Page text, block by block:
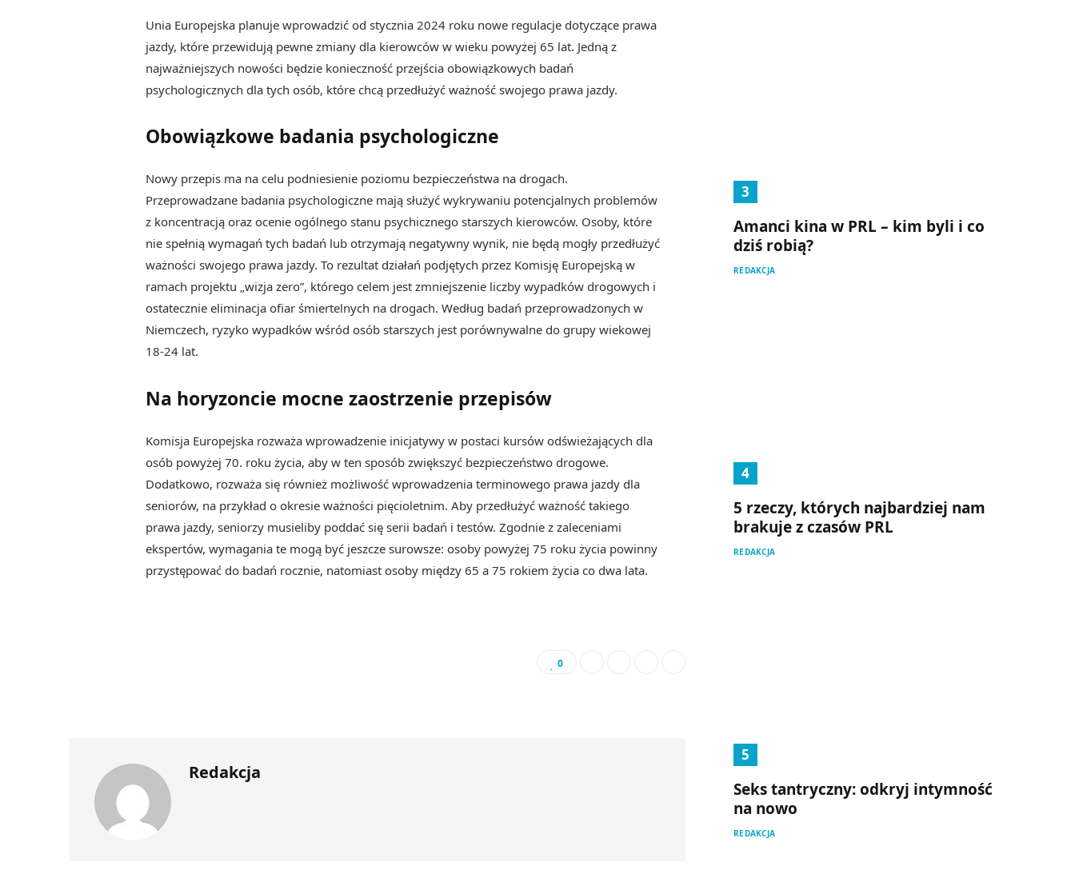
Unia Europejska planuje wprowadzić od stycznia 2024 roku nowe regulacje dotyczące prawa
jazdy, które przewidują pewne zmiany dla kierowców w wieku powyżej 65 lat. Jedną z
najważniejszych nowości będzie konieczność przejścia obowiązkowych badań
psychologicznych dla tych osób, które chcą przedłużyć ważność swojego prawa jazdy.
Obowiązkowe badania psychologiczne
Nowy przepis ma na celu podniesienie poziomu bezpieczeństwa na drogach.
Przeprowadzane badania psychologiczne mają służyć wykrywaniu potencjalnych problemów
z koncentracją oraz ocenie ogólnego stanu psychicznego starszych kierowców. Osoby, które
nie spełnią wymagań tych badań lub otrzymają negatywny wynik, nie będą mogły przedłużyć
ważności swojego prawa jazdy. To rezultat działań podjętych przez Komisję Europejską w
ramach projektu „wizja zero”, którego celem jest zmniejszenie liczby wypadków drogowych i
ostatecznie eliminacja ofiar śmiertelnych na drogach. Według badań przeprowadzonych w
Niemczech, ryzyko wypadków wśród osób starszych jest porównywalne do grupy wiekowej
18-24 lat.
Na horyzoncie mocne zaostrzenie przepisów
Komisja Europejska rozważa wprowadzenie inicjatywy w postaci kursów odświeżających dla
osób powyżej 70. roku życia, aby w ten sposób zwiększyć bezpieczeństwo drogowe.
Dodatkowo, rozważa się również możliwość wprowadzenia terminowego prawa jazdy dla
seniorów, na przykład o okresie ważności pięcioletnim. Aby przedłużyć ważność takiego
prawa jazdy, seniorzy musieliby poddać się serii badań i testów. Zgodnie z zaleceniami
ekspertów, wymagania te mogą być jeszcze surowsze: osoby powyżej 75 roku życia powinny
przystępować do badań rocznie, natomiast osoby między 65 a 75 rokiem życia co dwa lata.
0
Redakcja
Amanci kina w PRL – kim byli i co
dziś robią?
REDAKCJA
5 rzeczy, których najbardziej nam
brakuje z czasów PRL
REDAKCJA
Seks tantryczny: odkryj intymność
na nowo
REDAKCJA